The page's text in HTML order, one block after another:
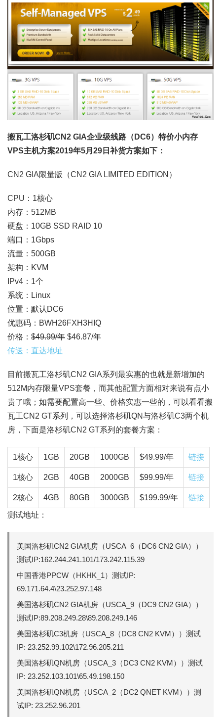
搬瓦工洛杉矶CN2 GIA企业级线路（DC6）特价小内存
VPS主机方案2019年5月29日补货方案如下：
CN2 GIA限量版（CN2 GIA LIMITED EDITION）
CPU：1核心
内存：512MB
硬盘：10GB SSD RAID 10
端口：1Gbps
流量：500GB
架构：KVM
IPv4：1个
系统：Linux
位置：默认DC6
优惠码：BWH26FXH3HIQ
价格： $49.99/年 $46.87/年
传送：直达地址
目前搬瓦工洛杉矶CN2 GIA系列最实惠的也就是新增加的
512M内存限量VPS套餐，而其他配置方面相对来说有点小
贵了哦；如需要配置高一些、价格实惠一些的，可以看看搬
瓦工CN2 GT系列，可以选择洛杉矶QN与洛杉矶C3两个机
房，下面是洛杉矶CN2 GT系列的套餐方案：
1核心 1GB 20GB 1000GB $49.99/年 链接
1核心 2GB 40GB 2000GB $99.99/年 链接
2核心 4GB 80GB 3000GB $199.99/年 链接
测试地址：
美国洛杉矶CN2 GIA机房（USCA_6（DC6 CN2 GIA））
测试IP:162.244.241.101/173.242.115.39
中国香港PPCW（HKHK_1）测试IP:
69.171.64.4\23.252.97.148
美国洛杉矶CN2 GIA机房（USCA_9（DC9 CN2 GIA））
测试IP:89.208.249.28\89.208.249.146
美国洛杉矶C3机房（USCA_8（DC8 CN2 KVM））测试
IP: 23.252.99.102\172.96.205.211
美国洛杉矶QN机房（USCA_3（DC3 CN2 KVM））测试
IP: 23.252.103.101\65.49.198.150
美国洛杉矶QN机房（USCA_2（DC2 QNET KVM））测
试IP: 23.252.96.201